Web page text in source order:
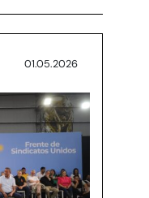
01.05.2026